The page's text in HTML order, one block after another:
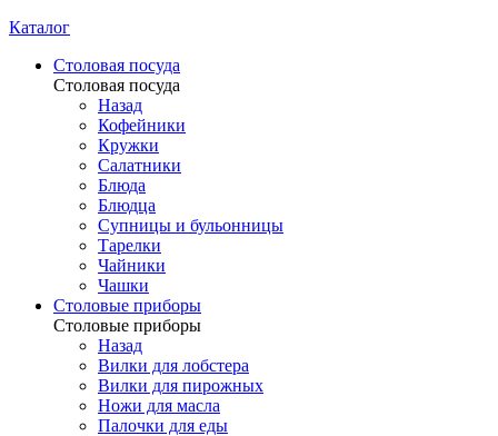
Каталог
Столовая посуда
Столовая посуда
Назад
Кофейники
Кружки
Салатники
Блюда
Блюдца
Супницы и бульонницы
Тарелки
Чайники
Чашки
Cтоловые приборы
Cтоловые приборы
Назад
Вилки для лобстера
Вилки для пирожных
Ножи для масла
Палочки для еды